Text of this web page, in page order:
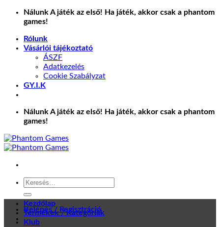
Skip
Nálunk A játék az első! Ha játék, akkor csak a phantom
games!
Rólunk
Vásárlói tájékoztató
ÁSZF
Adatkezelés
Cookie Szabályzat
GY.I.K
Nálunk A játék az első! Ha játék, akkor csak a phantom
games!
Keresés
következőre:
Belépés / Regisztráció
Kezdőlap
Termékek / Kategóriák
Klub